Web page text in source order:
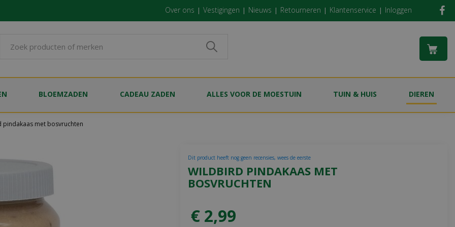
pindakaas met bosvruchten
Over ons Vestigingen Nieuws Retourneren Klantenservice Inloggen
BLOEMZADEN CADEAU ZADEN ALLES VOOR DE MOESTUIN TUIN & HUIS DIEREN
WILDBIRD PINDAKAAS MET
BOSVRUCHTEN
Dit product heeft nog geen recensies, wees de eerste
€ 2,99